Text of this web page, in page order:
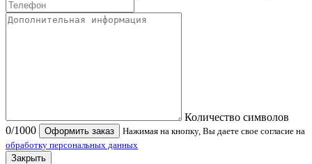
Количество символов
0/1000 Оформить заказ
Нажимая на кнопку, Вы даете свое согласие на
обработку персональных данных
Закрыть